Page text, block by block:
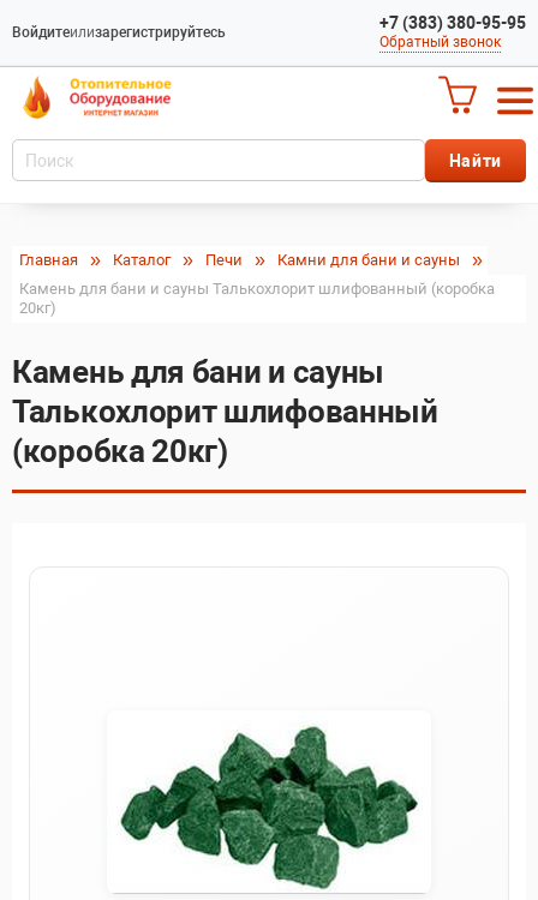
Войдитеилизарегистрируйтесь +7 (383) 380-95-95
Обратный звонок
Главная Каталог Печи
Камни для бани и сауны
Камень для бани и сауны Талькохлорит шлифованный (коробка
20кг)
Камень для бани и сауны
Талькохлорит шлифованный
(коробка 20кг)